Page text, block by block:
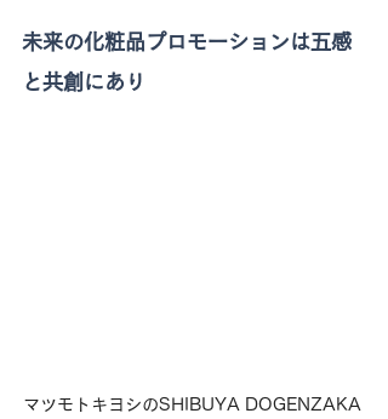
未来の化粧品プロモーションは五感
と共創にあり
マツモトキヨシのSHIBUYA DOGENZAKA